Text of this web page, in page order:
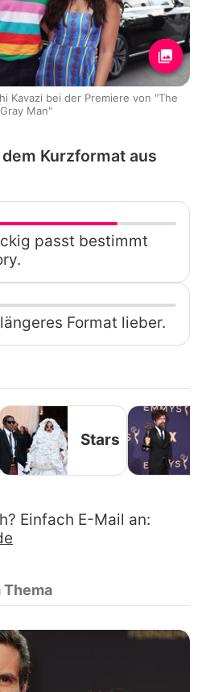
Kavazi bei der Premiere von "The
Gray Man"
Kurzformat aus
passt bestimmt
Format lieber.
Stars
Einfach E-Mail an: